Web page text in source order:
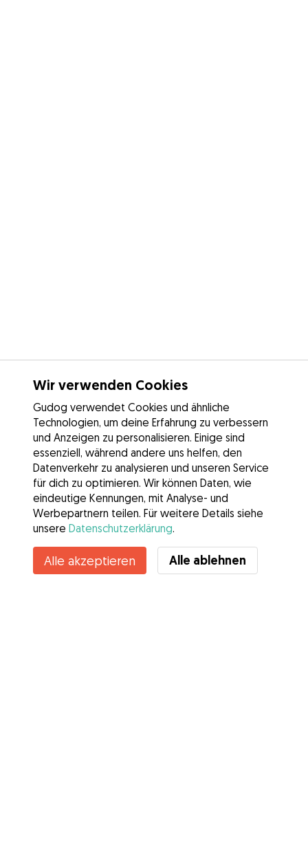
Wir verwenden Cookies
Gudog verwendet Cookies und ähnliche
Technologien, um deine Erfahrung zu verbessern
und Anzeigen zu personalisieren. Einige sind
essenziell, während andere uns helfen, den
Datenverkehr zu analysieren und unseren Service
für dich zu optimieren. Wir können Daten, wie
eindeutige Kennungen, mit Analyse- und
Werbepartnern teilen. Für weitere Details siehe
unsere Datenschutzerklärung.
Alle akzeptieren Alle ablehnen